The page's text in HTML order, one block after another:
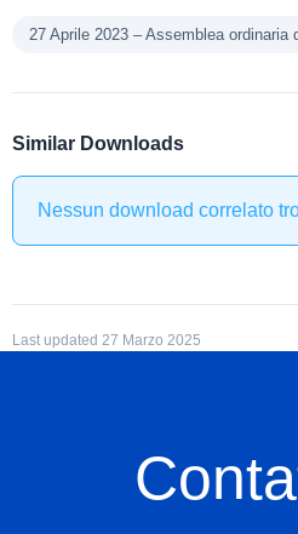
27 Aprile 2023 – Assemblea ordinaria
Similar Downloads
Nessun download correlato
Last updated 27 Marzo 2025